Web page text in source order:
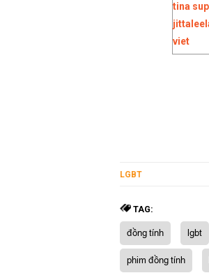
LGBT
TAG:
đồng tính lgbt
phim đồng tính